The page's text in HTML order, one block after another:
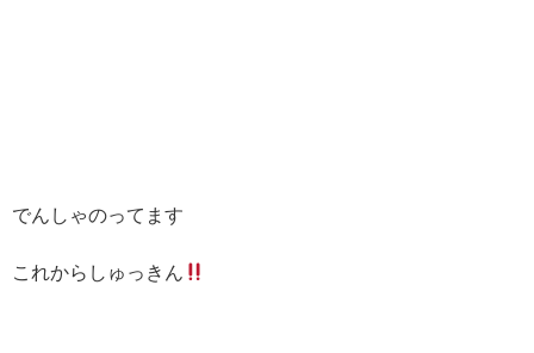
でんしゃのってます
これからしゅっきん